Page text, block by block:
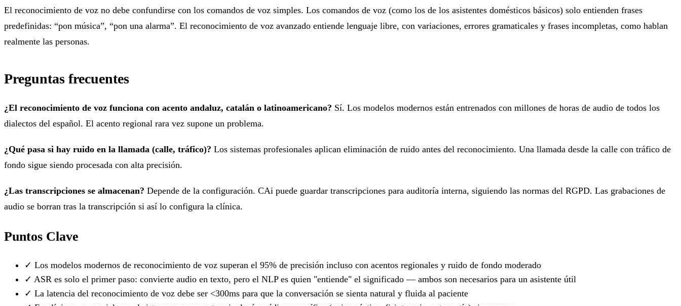
El reconocimiento de voz no debe confundirse con los comandos de voz simples. Los comandos de voz (como los de los asistentes domésticos básicos) solo entienden frases
predefinidas: “pon música”, “pon una alarma”. El reconocimiento de voz avanzado entiende lenguaje libre, con variaciones, errores gramaticales y frases incompletas, como hablan
realmente las personas.
Preguntas frecuentes
¿El reconocimiento de voz funciona con acento andaluz, catalán o latinoamericano? Sí. Los modelos modernos están entrenados con millones de horas de audio de todos los
dialectos del español. El acento regional rara vez supone un problema.
¿Qué pasa si hay ruido en la llamada (calle, tráfico)? Los sistemas profesionales aplican eliminación de ruido antes del reconocimiento. Una llamada desde la calle con tráfico de
fondo sigue siendo procesada con alta precisión.
¿Las transcripciones se almacenan? Depende de la configuración. CAi puede guardar transcripciones para auditoría interna, siguiendo las normas del RGPD. Las grabaciones de
audio se borran tras la transcripción si así lo configura la clínica.
Puntos Clave
✓ Los modelos modernos de reconocimiento de voz superan el 95% de precisión incluso con acentos regionales y ruido de fondo moderado
✓ ASR es solo el primer paso: convierte audio en texto, pero el NLP es quien "entiende" el significado — ambos son necesarios para un asistente útil
✓ La latencia del reconocimiento de voz debe ser <300ms para que la conversación se sienta natural y fluida al paciente